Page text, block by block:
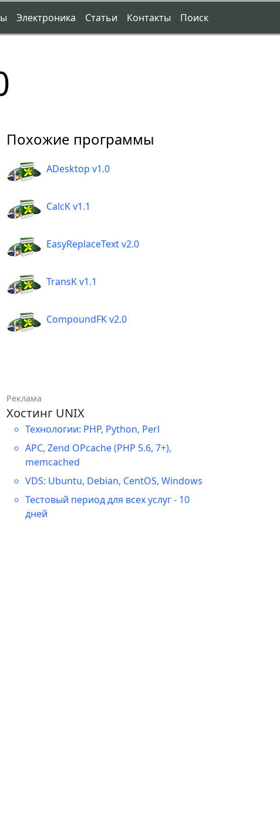
Электроника Статьи Контакты Поиск
Похожие программы
ADesktop v1.0
CalcK v1.1
EasyReplaceText v2.0
TransK v1.1
CompoundFK v2.0
Реклама
Хостинг UNIX
Технологии: PHP, Python, Perl
APC, Zend OPcache (PHP 5.6, 7+),
memcached
VDS: Ubuntu, Debian, CentOS, Windows
Тестовый период для всех услуг - 10
дней